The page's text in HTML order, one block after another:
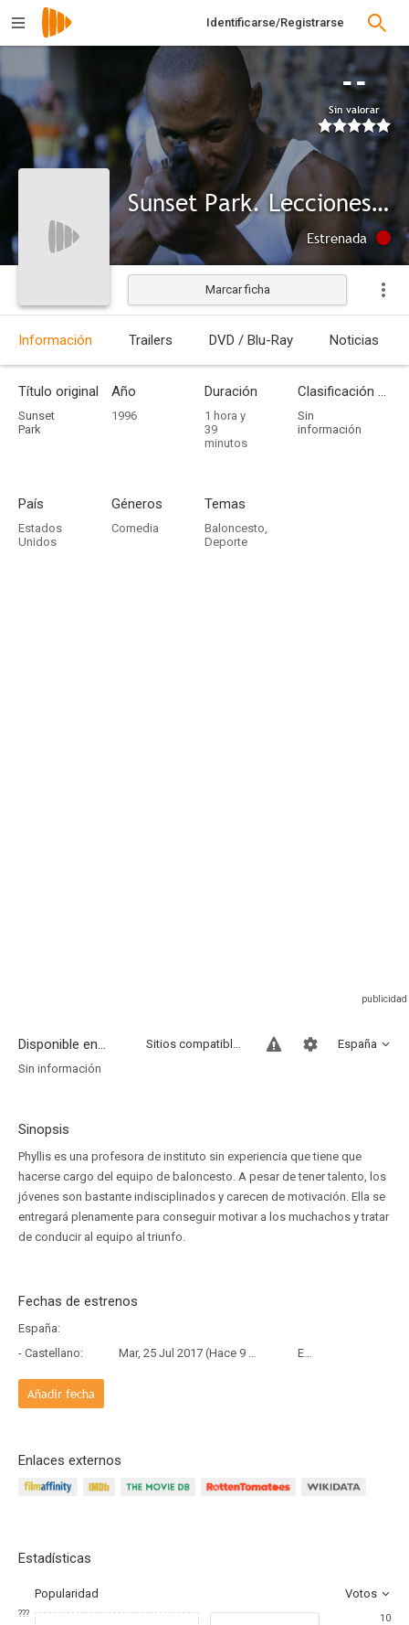
Identificarse/Registrarse
--
Sin valorar
Sunset Park. Lecciones para ganar
Estrenada
Marcar ficha
Información Trailers DVD / Blu-Ray Noticias
Título original
Sunset
Park
Año
1996
Duración
1 hora y
39
minutos
Clasificación por edades
Sin
información
País
Estados
Unidos
Géneros
Comedia
Temas
Baloncesto,
Deporte
Disponible en... España
Sitios compatibles
Sin información
Sinopsis
Phyllis es una profesora de instituto sin experiencia que tiene que
hacerse cargo del equipo de baloncesto. A pesar de tener talento, los
jóvenes son bastante indisciplinados y carecen de motivación. Ella se
entregará plenamente para conseguir motivar a los muchachos y tratar
de conducir al equipo al triunfo.
Fechas de estrenos
España:
- Castellano:
Mar, 25 Jul 2017 (Hace 9 años) Estreno
Añadir fecha
Enlaces externos
Estadísticas
Popularidad Votos
???
10